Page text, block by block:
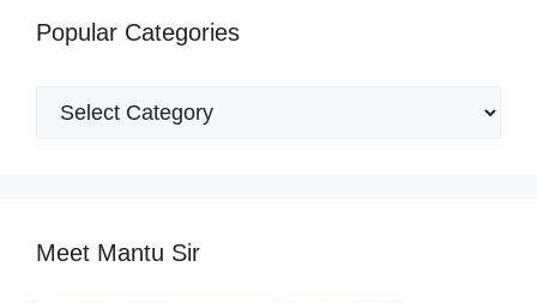
Popular Categories
Popular
Meet Mantu Sir